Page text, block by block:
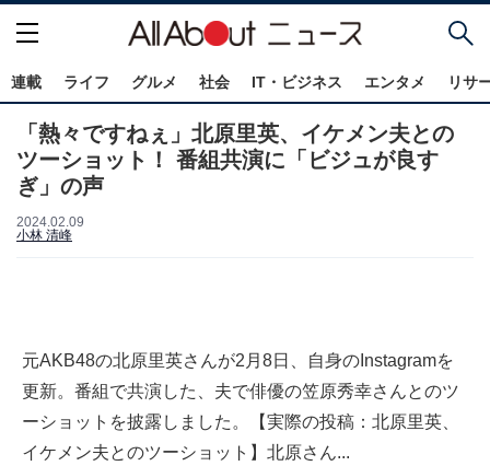
連載 ライフ グルメ 社会 IT・ビジネス エンタメ リサ
「熱々ですねぇ」北原里英、イケメン夫との
ツーショット！ 番組共演に「ビジュが良す
ぎ」の声
2024.02.09
小林 清峰
元AKB48の北原里英さんが2月8日、自身のInstagramを
更新。番組で共演した、夫で俳優の笠原秀幸さんとのツ
ーショットを披露しました。【実際の投稿：北原里英、
イケメン夫とのツーショット】北原さん...